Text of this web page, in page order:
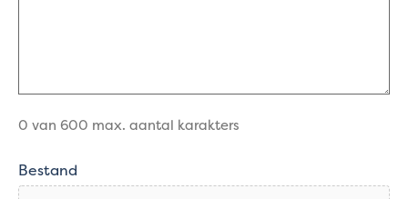
0 van 600 max. aantal karakters
Bestand